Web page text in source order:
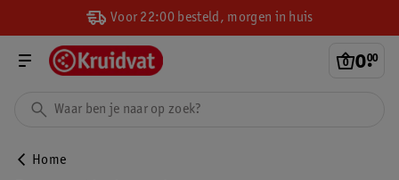
Voor 22:00 besteld, morgen in huis
0.
00
Home